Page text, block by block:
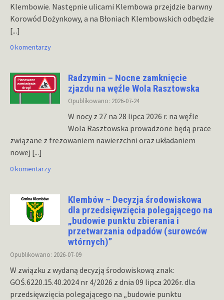
Klembowie. Następnie ulicami Klembowa przejdzie barwny
Korowód Dożynkowy, a na Błoniach Klembowskich odbędzie
[...]
0 komentarzy
Radzymin – Nocne zamknięcie
zjazdu na węźle Wola Rasztowska
Opublikowano: 2026-07-24
W nocy z 27 na 28 lipca 2026 r. na węźle
Wola Rasztowska prowadzone będą prace
związane z frezowaniem nawierzchni oraz układaniem
nowej [...]
0 komentarzy
Klembów – Decyzja środowiskowa
dla przedsięwzięcia polegającego na
„budowie punktu zbierania i
przetwarzania odpadów (surowców
wtórnych)”
Opublikowano: 2026-07-09
W związku z wydaną decyzją środowiskową znak:
GOŚ.6220.15.40.2024 nr 4/2026 z dnia 09 lipca 2026r. dla
przedsięwzięcia polegającego na „budowie punktu